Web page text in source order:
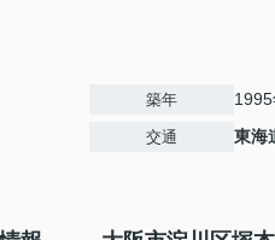
築年
交通 東海